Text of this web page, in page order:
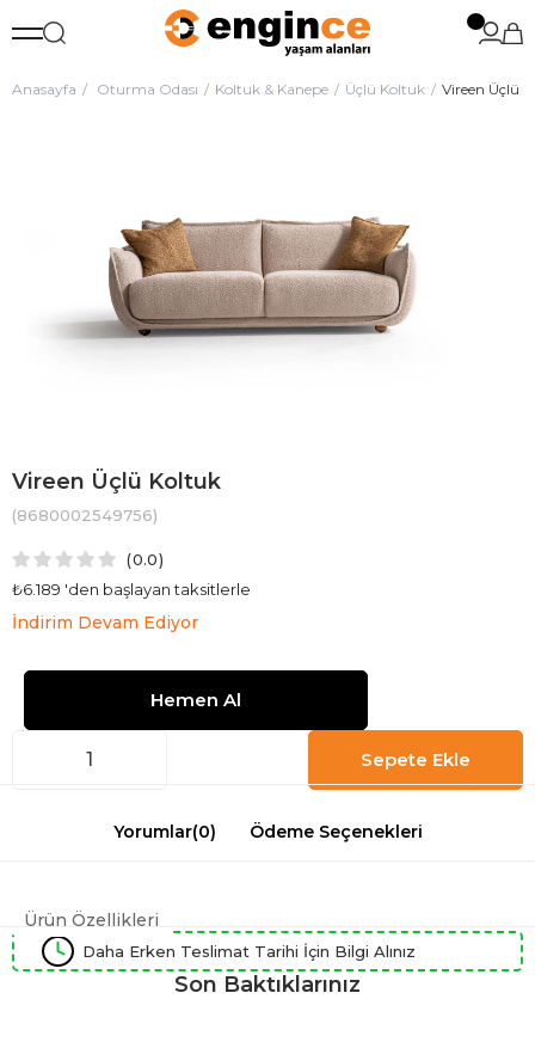
Anasayfa Oturma Odası Koltuk & Kanepe Üçlü Koltuk Vireen Üçlü
Vireen Üçlü Koltuk
(8680002549756)
0.0
₺6.189 'den başlayan taksitlerle
İndirim Devam Ediyor
Yorumlar(0) Ödeme Seçenekleri
Ürün Özellikleri
Daha Erken Teslimat Tarihi İçin Bilgi Alınız
Son Baktıklarınız